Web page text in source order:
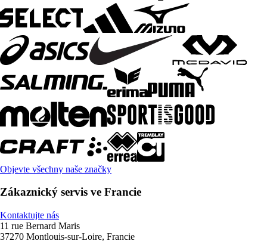
Objevte všechny naše značky
Zákaznický servis ve Francie
Kontaktujte nás
11 rue Bernard Maris
37270 Montlouis-sur-Loire, Francie